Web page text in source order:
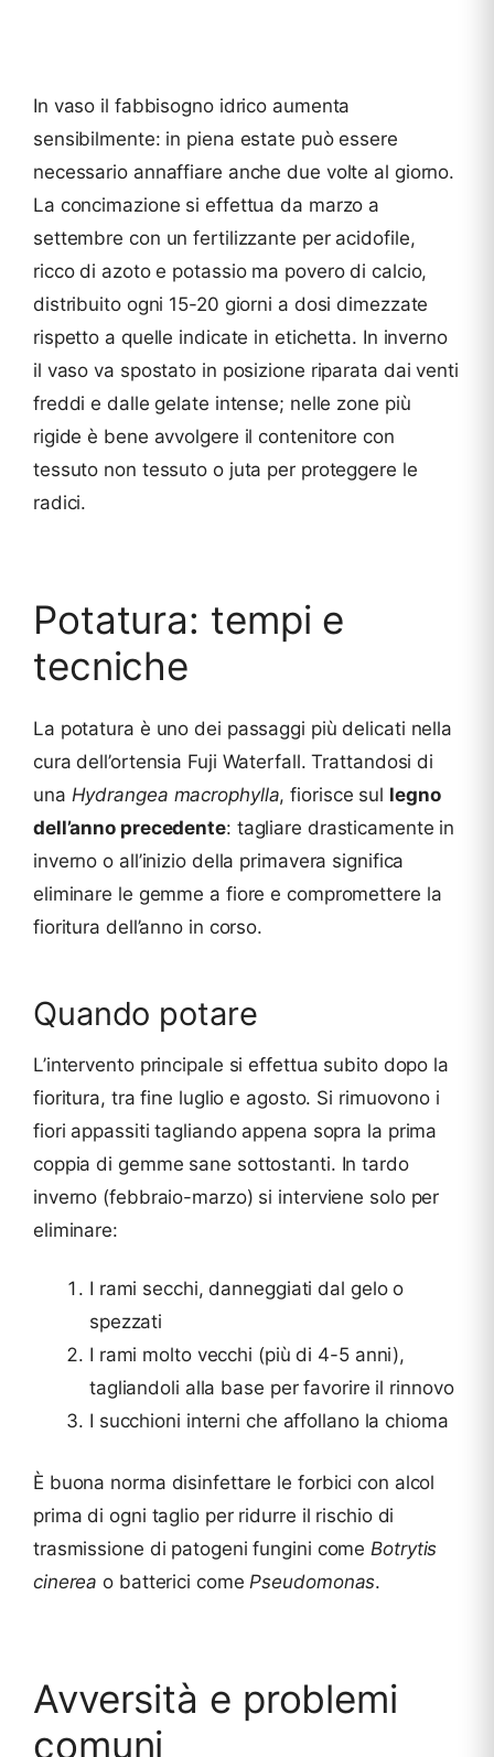
In vaso il fabbisogno idrico aumenta
sensibilmente: in piena estate può essere
necessario annaffiare anche due volte al giorno.
La concimazione si effettua da marzo a
settembre con un fertilizzante per acidofile,
ricco di azoto e potassio ma povero di calcio,
distribuito ogni 15-20 giorni a dosi dimezzate
rispetto a quelle indicate in etichetta. In inverno
il vaso va spostato in posizione riparata dai venti
freddi e dalle gelate intense; nelle zone più
rigide è bene avvolgere il contenitore con
tessuto non tessuto o juta per proteggere le
radici.
Potatura: tempi e
tecniche
La potatura è uno dei passaggi più delicati nella
cura dell’ortensia Fuji Waterfall. Trattandosi di
una Hydrangea macrophylla, fiorisce sul legno
dell’anno precedente: tagliare drasticamente in
inverno o all’inizio della primavera significa
eliminare le gemme a fiore e compromettere la
fioritura dell’anno in corso.
Quando potare
L’intervento principale si effettua subito dopo la
fioritura, tra fine luglio e agosto. Si rimuovono i
fiori appassiti tagliando appena sopra la prima
coppia di gemme sane sottostanti. In tardo
inverno (febbraio-marzo) si interviene solo per
eliminare:
I rami secchi, danneggiati dal gelo o
spezzati
I rami molto vecchi (più di 4-5 anni),
tagliandoli alla base per favorire il rinnovo
I succhioni interni che affollano la chioma
È buona norma disinfettare le forbici con alcol
prima di ogni taglio per ridurre il rischio di
trasmissione di patogeni fungini come Botrytis
cinerea o batterici come Pseudomonas.
Avversità e problemi
comuni